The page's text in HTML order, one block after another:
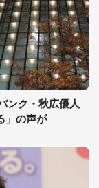
ンク・秋広優人
」の声が